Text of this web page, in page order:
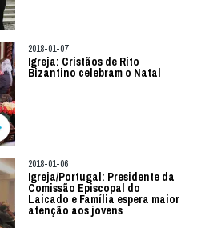
2018-01-07
Igreja: Cristãos de Rito
Bizantino celebram o Natal
2018-01-06
Igreja/Portugal: Presidente da
Comissão Episcopal do
Laicado e Família espera maior
atenção aos jovens